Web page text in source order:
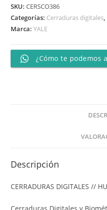
SKU:CERSCO386
Categorías: Cerraduras digitales,
Marca:YALE
¿Cómo te podemos
Descripción
CERRADURAS DIGITALES //